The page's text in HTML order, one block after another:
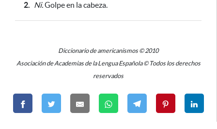
2. Ni.Golpe en la cabeza.
Diccionario de americanismos © 2010
Asociación de Academias de la Lengua Española © Todos los derechos
reservados